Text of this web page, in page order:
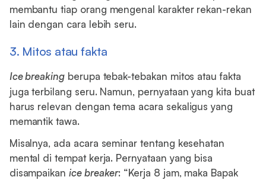
membantu tiap orang mengenal karakter rekan-rekan
lain dengan cara lebih seru.
3. Mitos atau fakta
Ice breaking berupa tebak-tebakan mitos atau fakta
juga terbilang seru. Namun, pernyataan yang kita buat
harus relevan dengan tema acara sekaligus yang
memantik tawa.
Misalnya, ada acara seminar tentang kesehatan
mental di tempat kerja. Pernyataan yang bisa
disampaikanice breaker: “Kerja 8 jam, maka Bapak